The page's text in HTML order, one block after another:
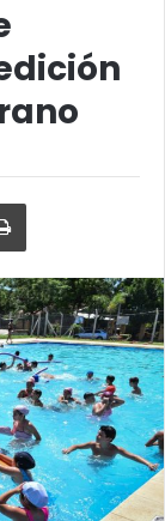
Imprimir